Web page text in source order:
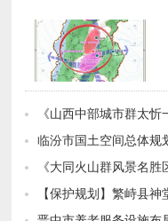
《山西中部城市群太忻一
临汾市国土空间总体规
《大同火山群风景名
【保护规划】繁峙县